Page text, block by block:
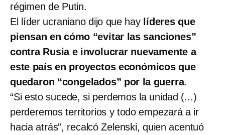
régimen de Putin.
El líder ucraniano dijo que hay líderes que
piensan en cómo “evitar las sanciones”
contra Rusia e involucrar nuevamente a
este país en proyectos económicos que
quedaron “congelados” por la guerra.
“Si esto sucede, si perdemos la unidad (...)
perderemos territorios y todo empezará a ir
hacia atrás”, recalcó Zelenski, quien acentuó